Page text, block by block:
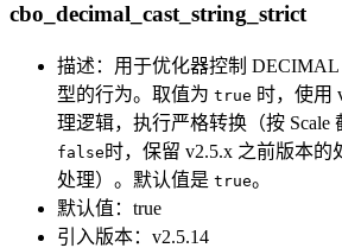
cbo_decimal_cast_string_strict
描述：用于优化器控制
型的行为。取值为 true 时，使用
理逻辑，执行严格转换（按 Scale
false 时，保留 v2.5.x 之前版本
处理）。默认值是 true。
默认值：true
引入版本：v2.5.14